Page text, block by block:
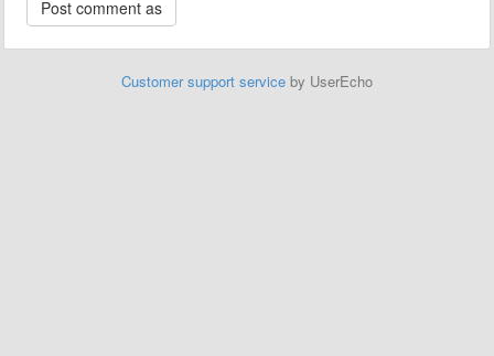
Customer support service by UserEcho